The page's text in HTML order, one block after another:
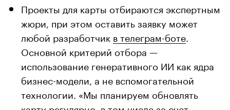
Проекты для карты отбираются экспертным
жюри, при этом оставить заявку может
любой разработчик в телеграм-боте
Основной критерий отбора —
использование генеративного ИИ как ядра
бизнес-модели, а не вспомогательной
технологии. «Мы планируем обновлять